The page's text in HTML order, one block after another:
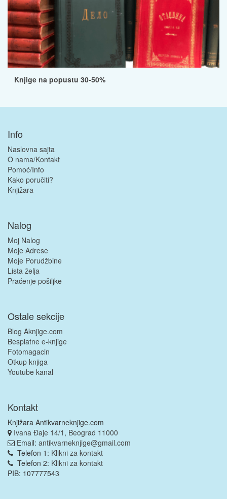
Knjige na popustu 30-50%
Info
Naslovna sajta
O nama/Kontakt
Pomoć/Info
Kako poručiti?
Knjižara
Nalog
Moj Nalog
Moje Adrese
Moje Porudžbine
Lista želja
Praćenje pošiljke
Ostale sekcije
Blog Aknjige.com
Besplatne e-knjige
Fotomagacin
Otkup knjiga
Youtube kanal
Kontakt
Knjižara Antikvarneknjige.com
Ivana Đaje 14/1, Beograd 11000
Email: antikvarneknjige@gmail.com
Telefon 1: Klikni za kontakt
Telefon 2: Klikni za kontakt
PIB: 107777543